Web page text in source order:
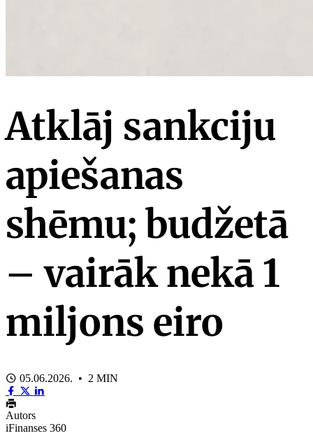
Atklāj sankciju
apiešanas
shēmu; budžetā
– vairāk nekā 1
miljons eiro
05.06.2026. • 2 MIN
Autors
iFinanses 360